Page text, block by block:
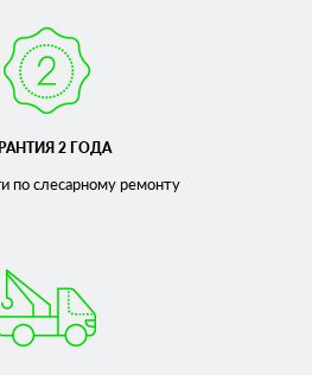
2 ГОДА
по слесарномуремонту